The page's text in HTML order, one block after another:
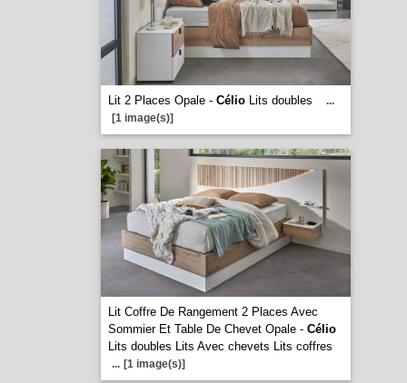
Lit 2 Places Opale - CélioLits doubles
...
[1 image(s)]
Lit Coffre De Rangement 2 Places Avec
Sommier Et Table De Chevet Opale - Célio
Lits doubles Lits Avec chevets Lits coffres
... [1 image(s)]